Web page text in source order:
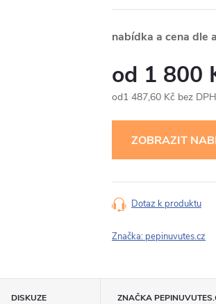
nabídka a cena dle
1 800
1 487,60 Kč bez DPH
Dotaz k produktu
Značka: pepinuvutes.cz
DISKUZE ZNAČKA